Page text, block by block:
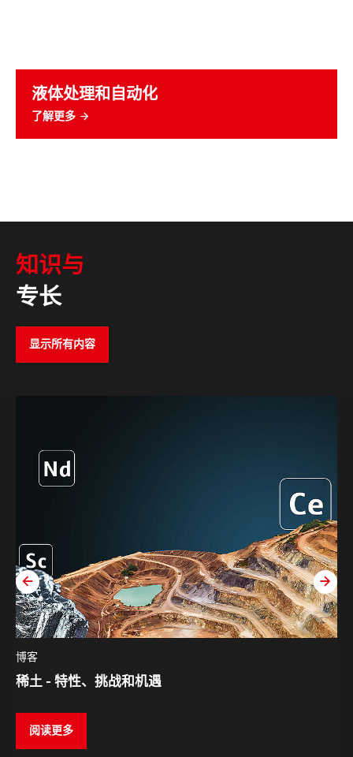
液体处理和自动化
了解更多
知识与
专长
显示所有内容
博客
稀土 - 特性、挑战和机遇
阅读更多
zurück